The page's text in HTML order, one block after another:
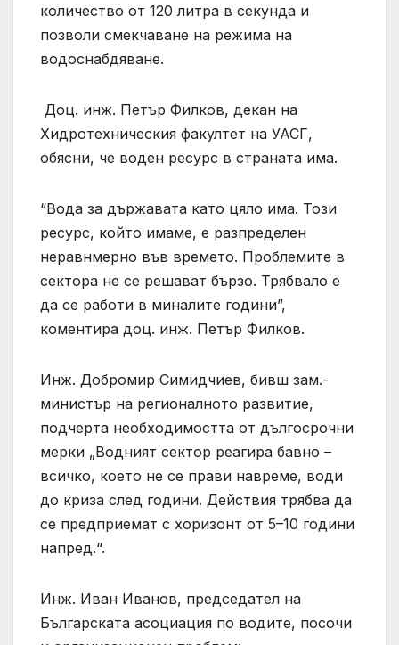
количество от 120 литра в секунда и
позволи смекчаване на режима на
водоснабдяване.
Доц. инж. Петър Филков, декан на
Хидротехническия факултет на УАСГ,
обясни, че воден ресурс в страната има.
“Вода за държавата като цяло има. Този
ресурс, който имаме, е разпределен
неравнмерно във времето. Проблемите в
сектора не се решават бързо. Трябвало е
да се работи в миналите години”,
коментира доц. инж. Петър Филков.
Инж. Добромир Симидчиев, бивш зам.-
министър на регионалното развитие,
подчерта необходимостта от дългосрочни
мерки „Водният сектор реагира бавно –
всичко, което не се прави навреме, води
до криза след години. Действия трябва да
се предприемат с хоризонт от 5–10 години
напред.“.
Инж. Иван Иванов, председател на
Българската асоциация по водите, посочи